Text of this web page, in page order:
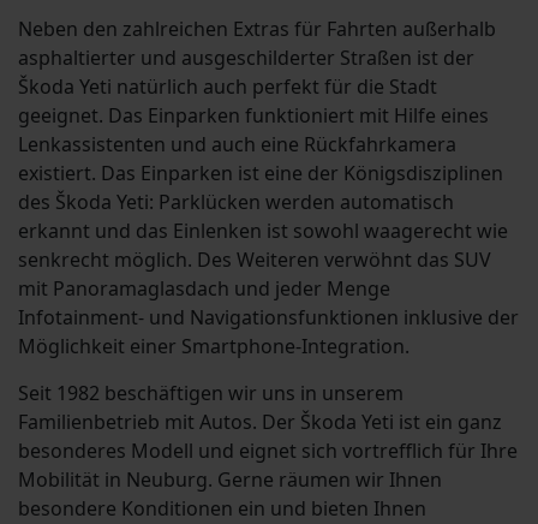
Neben den zahlreichen Extras für Fahrten außerhalb
asphaltierter und ausgeschilderter Straßen ist der
Škoda Yeti natürlich auch perfekt für die Stadt
geeignet. Das Einparken funktioniert mit Hilfe eines
Lenkassistenten und auch eine Rückfahrkamera
existiert. Das Einparken ist eine der Königsdisziplinen
des Škoda Yeti: Parklücken werden automatisch
erkannt und das Einlenken ist sowohl waagerecht wie
senkrecht möglich. Des Weiteren verwöhnt das SUV
mit Panoramaglasdach und jeder Menge
Infotainment- und Navigationsfunktionen inklusive der
Möglichkeit einer Smartphone-Integration.
Seit 1982 beschäftigen wir uns in unserem
Familienbetrieb mit Autos. Der Škoda Yeti ist ein ganz
besonderes Modell und eignet sich vortrefflich für Ihre
Mobilität in Neuburg. Gerne räumen wir Ihnen
besondere Konditionen ein und bieten Ihnen